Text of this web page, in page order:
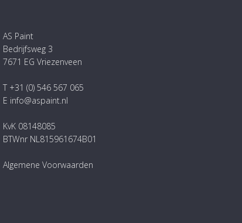
AS Paint
Bedrijfsweg 3
7671 EG Vriezenveen
T +31 (0) 546 567 065
E info@aspaint.nl
KvK 08148085
BTWnr NL815961674B01
Algemene Voorwaarden